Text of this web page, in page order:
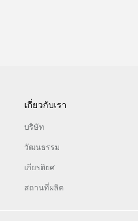
เกี่ยวกับเรา
บริษัท
วัฒนธรรม
เกียรติยศ
สถานที่ผลิต